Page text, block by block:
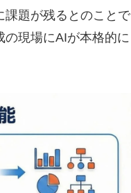
課題が残るとのことで
現場にAIが本格的に